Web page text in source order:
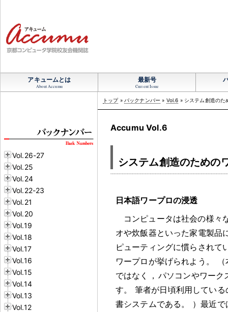
アキュームとは
About Accumu
最新号
Current Issue
Vol.26-27
Vol.25
Vol.24
Vol.22-23
Vol.21
Vol.20
Vol.19
Vol.18
Vol.17
Vol.16
Vol.15
Vol.14
Vol.13
Vol.12
トップ» バックナンバー » Vol.6 » システム創造のた
Accumu Vol.6
システム創造のための
日本語ワープロの浸透
コンピュータは社会の様々
オや炊飯器といった家電製品
ピューティングに慣らされて
ワープロが挙げられよう 。
ではなく
， パソコンやワーク
す。
筆者が日頃利用している
書システムである 。
）最近で